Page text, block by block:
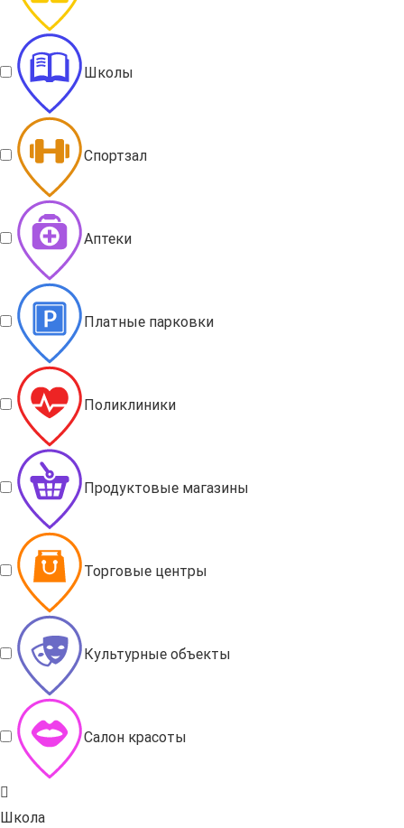
Школы
Спортзал
Аптеки
Платные парковки
Поликлиники
Продуктовые магазины
Торговые центры
Культурные объекты
Салон красоты
Школа